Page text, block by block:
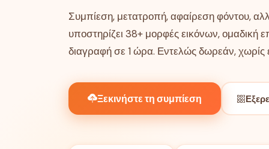
Συμπίεση, μετατροπή, αφαίρεση φόντου,
υποστηρίζει 38+ μορφές εικόνων, ομαδική
διαγραφή σε 1 ώρα. Εντελώς δωρεάν, χωρίς
Ξεκινήστε τη συμπίεση